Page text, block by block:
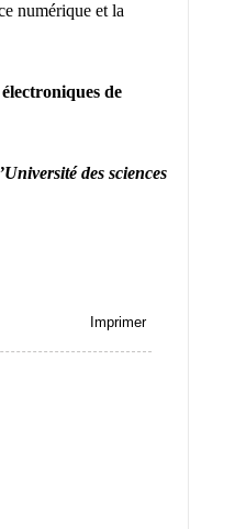
numérique et la
de
des sciences
Imprimer